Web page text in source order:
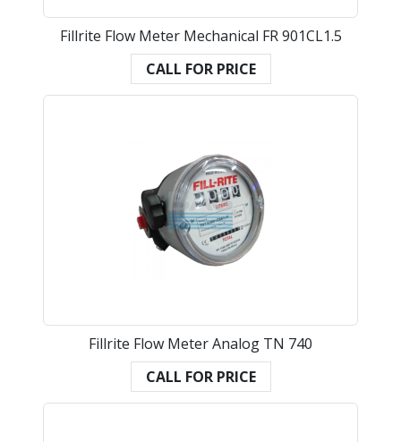
Fillrite Flow Meter Mechanical FR 901CL1.5
CALL FOR PRICE
Fillrite Flow Meter Analog TN 740
CALL FOR PRICE